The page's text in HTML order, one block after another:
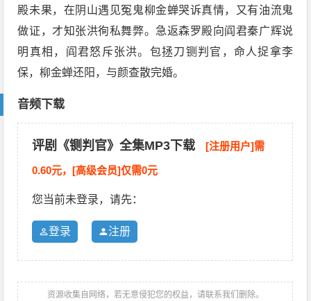
殿未果，在阴山遇见冤鬼柳金蝉哭诉真情，又有油流鬼
做证，才知张洪徇私舞弊。急返森罗殿向阎君秦广辉说
明真相，阎君怒斥张洪。包拯刀铡判官，命人捉拿李
保，柳金蝉还阳，与颜查散完婚。
音频下载
评剧《铡判官》全集MP3下载 [注册用户]需
0.60元，[高级会员]仅需0元
您当前未登录，请先：
登录 注册
资源收集自网络，若无意侵犯您的权益，请联系我们删除。